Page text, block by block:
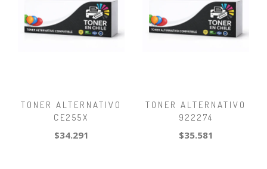
TONER ALTERNATIVO
CE255X
$34.291
TONER ALTERNATIVO
922274
$35.581